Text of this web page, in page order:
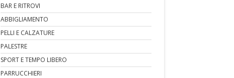
BAR E RITROVI
ABBIGLIAMENTO
PELLI E CALZATURE
PALESTRE
SPORT E TEMPO LIBERO
PARRUCCHIERI